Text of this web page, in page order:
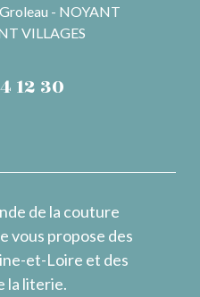
- NOYANT
VILLAGES
12 30
de la couture
vous propose des
et-Loire et des
la literie.